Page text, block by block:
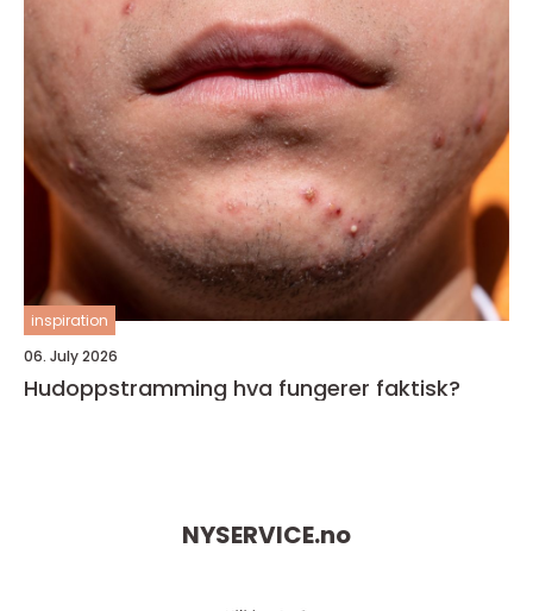
inspiration
06. July 2026
Hudoppstramming hva fungerer faktisk?
NYSERVICE.no